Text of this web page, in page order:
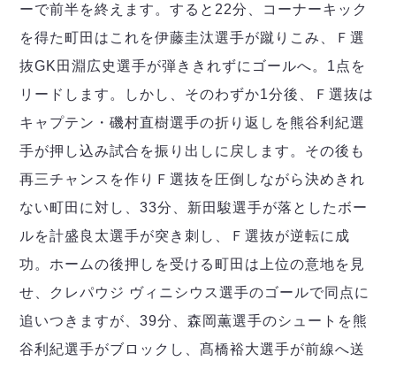
ーで前半を終えます。すると22分、コーナーキック
を得た町田はこれを伊藤圭汰選手が蹴りこみ、Ｆ選
抜GK田淵広史選手が弾ききれずにゴールへ。1点を
リードします。しかし、そのわずか1分後、Ｆ選抜は
キャプテン・磯村直樹選手の折り返しを熊谷利紀選
手が押し込み試合を振り出しに戻します。その後も
再三チャンスを作りＦ選抜を圧倒しながら決めきれ
ない町田に対し、33分、新田駿選手が落としたボー
ルを計盛良太選手が突き刺し、Ｆ選抜が逆転に成
功。ホームの後押しを受ける町田は上位の意地を見
せ、クレパウジ ヴィニシウス選手のゴールで同点に
追いつきますが、39分、森岡薫選手のシュートを熊
谷利紀選手がブロックし、髙橋裕大選手が前線へ送